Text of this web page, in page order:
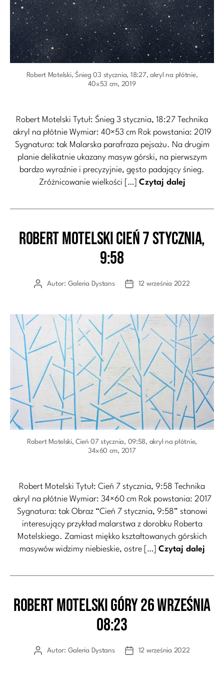
Robert Motelski, Śnieg 03 stycznia, 18:27, akryl na płótnie,
40x53 cm, 2019
Robert Motelski Tytuł: Śnieg 3 stycznia, 18:27 Technika
akryl na płótnie Wymiar: 40×53 cm Rok powstania: 2019
Sygnatura: tak Malarska parafraza pejsażu. Na drugim
planie delikatnie ukazany masyw górski, na pierwszym
bardzo wyraźnie i precyzyjnie, gęsto padający śnieg.
Zróżnicowanie wielkości […] Czytaj dalej
Kategorie
Robert Motelski Cień 7 stycznia,
9:58
AutorAutor: Galeria Dystans
Data12 września 2022
Robert Motelski, Cień 07 stycznia, 09:58, akryl na płótnie,
34x60 cm, 2017
Robert Motelski Tytuł: Cień 7 stycznia, 9:58 Technika
akryl na płótnie Wymiar: 34×60 cm Rok powstania: 2017
Sygnatura: tak Obraz “Cień 7 stycznia, 9:58” stanowi
interesujący przykład malarstwa z dorobku Roberta
Motelskiego. Zamiast miękko kształtowanych górskich
masywów widzimy niebieskie, ostre […] Czytaj dalej
Kategorie
Robert Motelski Góry 26 września
08:23
AutorAutor: Galeria Dystans
Data12 września 2022